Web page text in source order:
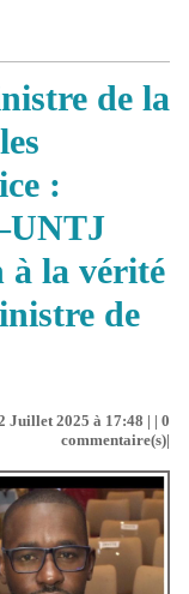
de la
:
à la vérité
de
Juillet 2025 à 17:48 | | 0
commentaire(s)|